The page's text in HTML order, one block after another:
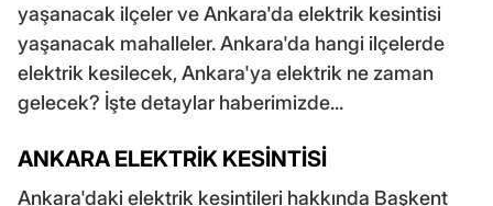
yaşanacak ilçeler ve Ankara'da elektrik kesintisi
yaşanacak mahalleler. Ankara'da hangi ilçelerde
elektrik kesilecek, Ankara'ya elektrik ne zaman
gelecek? İşte detaylar haberimizde...
ANKARA ELEKTRİK KESİNTİSİ
Ankara'daki elektrik kesintileri hakkında Başkent